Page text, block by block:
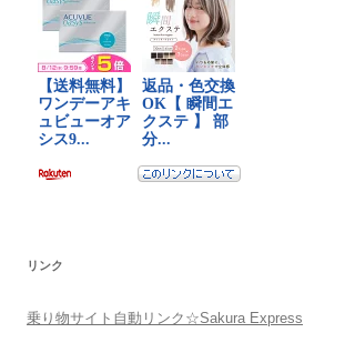
リンク
乗り物サイト自動リンク☆Sakura Express